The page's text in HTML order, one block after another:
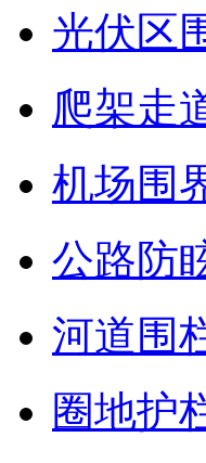
光伏区
爬架走
机场围
公路防
河道围
圈地护